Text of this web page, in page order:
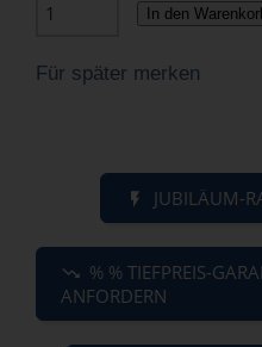
In den
Für später merken
JUBILÄUM-
% % TIEFPREIS-
ANFORDERN